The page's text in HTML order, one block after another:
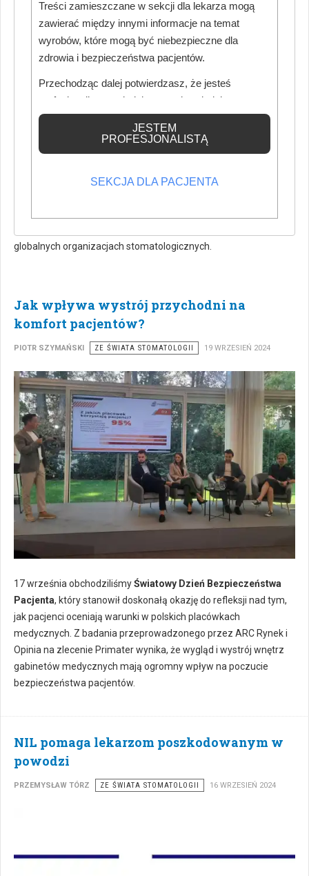
Dr Anna Lella, prezes Warmińsko-Mazurskiej Okręgowej Izby
Lekarskiej i członek zarządu Polskiego Towarzystwa
Stomatologicznego, została ponownie wybrana do zarządu
podczas Kongresu FDI w Stambule, który zgromadził ekspertów
globalnych organizacjach stomatologicznych.
Jak wpływa wystrój przychodni na
komfort pacjentów?
PIOTR SZYMAŃSKI ZE ŚWIATA STOMATOLOGII 19 WRZESIEŃ 2024
17 września obchodziliśmyŚwiatowy Dzień Bezpieczeństwa
Pacjenta, który stanowił doskonałą okazję do refleksji nad tym,
jak pacjenci oceniają warunki w polskich placówkach
medycznych. Z badania przeprowadzonego przez ARC Rynek i
Opinia na zlecenie Primater wynika, że wygląd i wystrój wnętrz
gabinetów medycznych mają ogromny wpływ na poczucie
bezpieczeństwa pacjentów.
NIL pomaga lekarzom poszkodowanym w
powodzi
PRZEMYSŁAW TÓRZ ZE ŚWIATA STOMATOLOGII 16 WRZESIEŃ 2024
Treści zamieszczane w sekcji dla lekarza mogą
zawierać między innymi informacje na temat
wyrobów, które mogą być niebezpieczne dla
zdrowia i bezpieczeństwa pacjentów.
Przechodząc dalej potwierdzasz, że jesteś
profesjonalistą posiadającym odpowiednią
wiedzę medyczną.
JESTEM
PROFESJONALISTĄ
SEKCJA DLA PACJENTA